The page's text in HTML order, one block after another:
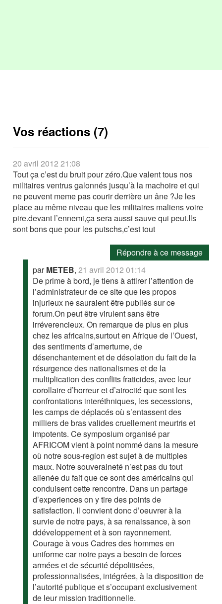
Vos réactions (7)
20 avril 2012 21:08
Tout ça c’est du bruit pour zéro.Que valent tous nos
militaires ventrus galonnés jusqu’à la machoire et qui
ne peuvent meme pas courir derrière un âne ?Je les
place au même niveau que les militaires maliens voire
pire.devant l’ennemi,ça sera aussi sauve qui peut.Ils
sont bons que pour les putschs,c’est tout
Répondre à ce message
parMETEB,21 avril 2012 01:14
De prime à bord, je tiens à attirer l’attention de
l’administrateur de ce site que les propos
injurieux ne sauraient être publiés sur ce
forum.On peut être virulent sans être
irréverencieux. On remarque de plus en plus
chez les africains,surtout en Afrique de l’Ouest,
des sentiments d’amertume, de
désenchantement et de désolation du fait de la
résurgence des nationalismes et de la
multiplication des conflits fraticides, avec leur
corollaire d’horreur et d’atrocité que sont les
confrontations interéthniques, les secessions,
les camps de déplacés où s’entassent des
milliers de bras valides cruellement meurtris et
impotents. Ce symposium organisé par
AFRICOM vient à point nommé dans la mesure
où notre sous-region est sujet à de multiples
maux. Notre souveraineté n’est pas du tout
alienée du fait que ce sont des américains qui
conduisent cette rencontre. Dans un partage
d’experiences on y tire des points de
satisfaction. Il convient donc d’oeuvrer à la
survie de notre pays, à sa renaissance, à son
ddéveloppement et à son rayonnement.
Courage à vous Cadres des hommes en
uniforme car notre pays a besoin de forces
armées et de sécurité dépolitisées,
professionnalisées, intégrées, à la disposition de
l’autorité publique et s’occupant exclusivement
de leur mission traditionnelle.